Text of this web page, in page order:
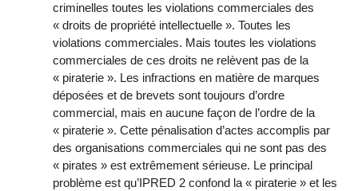
criminelles toutes les violations commerciales des
« droits de propriété intellectuelle ». Toutes les
violations commerciales. Mais toutes les violations
commerciales de ces droits ne relèvent pas de la
« piraterie ». Les infractions en matière de marques
déposées et de brevets sont toujours d’ordre
commercial, mais en aucune façon de l’ordre de la
« piraterie ». Cette pénalisation d’actes accomplis par
des organisations commerciales qui ne sont pas des
« pirates » est extrêmement sérieuse. Le principal
problème est qu’IPRED 2 confond la « piraterie » et les